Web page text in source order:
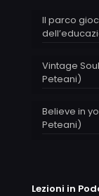
Il parco
Vintage
Peteani)
Believe in
Peteani)
Lezioni in